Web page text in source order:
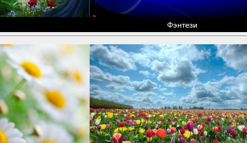
Фэнтези